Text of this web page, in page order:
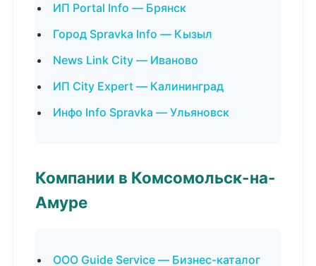
ИП Portal Info — Брянск
Город Spravka Info — Кызыл
News Link City — Иваново
ИП City Expert — Калининград
Инфо Info Spravka — Ульяновск
Компании в Комсомольск-на-
Амуре
ООО Guide Service — Бизнес-каталог